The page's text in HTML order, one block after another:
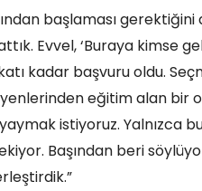
başlaması gerektiğini
Evvel, ‘Buraya kimse
kadar başvuru oldu.
eğitim alan bir
istiyoruz. Yalnızca
Başından beri